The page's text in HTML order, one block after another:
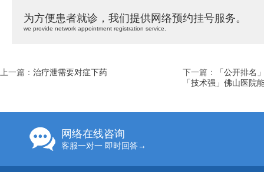
为方便患者就诊，我们提供网络预约挂号服务。
we provide network appointment registration service.
上一篇： 治疗泄需要对症下药 下一篇：
「公开排名
「技术强」佛山医院
网络在线咨询
客服一对一 即时回答→